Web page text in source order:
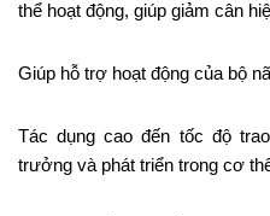
thể hoạt động, giúp giảm cân
Giúp hỗ trợ hoạt động của bộ
Tác dụng cao đến tốc độ
trưởng và phát triển trong cơ